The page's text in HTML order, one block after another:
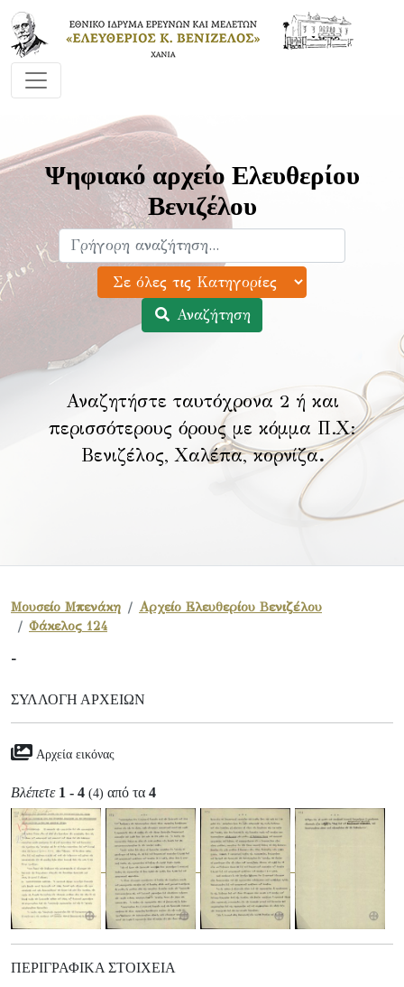
Ψηφιακό αρχείο Ελευθερίου
Βενιζέλου
Αναζήτηση
Αναζητήστε ταυτόχρονα 2 ή και
περισσότερους όρους με κόμμα Π.Χ:
Βενιζέλος, Χαλέπα, κορνίζα.
Μουσείο Μπενάκη
Αρχείο Ελευθερίου Βενιζέλου
Φάκελος 124
-
ΣΥΛΛΟΓΉ ΑΡΧΕΊΩΝ
Αρχεία εικόνας
Βλέπετε 1 - 4 (4) από τα 4
ΠΕΡΙΓΡΑΦΙΚΆ ΣΤΟΙΧΕΊΑ